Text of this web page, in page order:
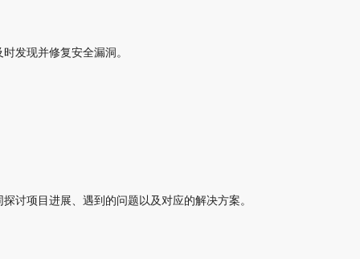
发现并修复安全漏洞。
讨项目进展、遇到的问题以及对应的解决方案。